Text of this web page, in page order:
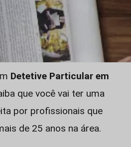
Detetive Particular em
que você vai ter uma
por profissionais que
de 25 anos na área.